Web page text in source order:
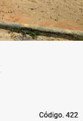
Código. 422
Código. 422